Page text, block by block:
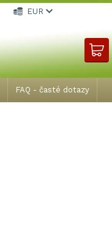
FAQ - časté dotazy
EUR